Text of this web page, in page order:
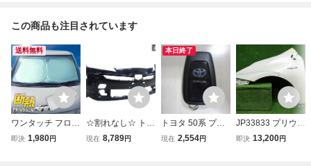
この商品も注目されています
送料無料
ワンタッチ フロン
ト サンシェード
即決 1,980円
☆割れなし☆ トヨ
タ 純正 ZVW50 ZV
現在 8,789円
本日終了
トヨタ 50系 プリ
ウス 2ボタン スマ
現在 2,554円
JP33833 プリウス
50系 左フェンダ
即決 13,200円